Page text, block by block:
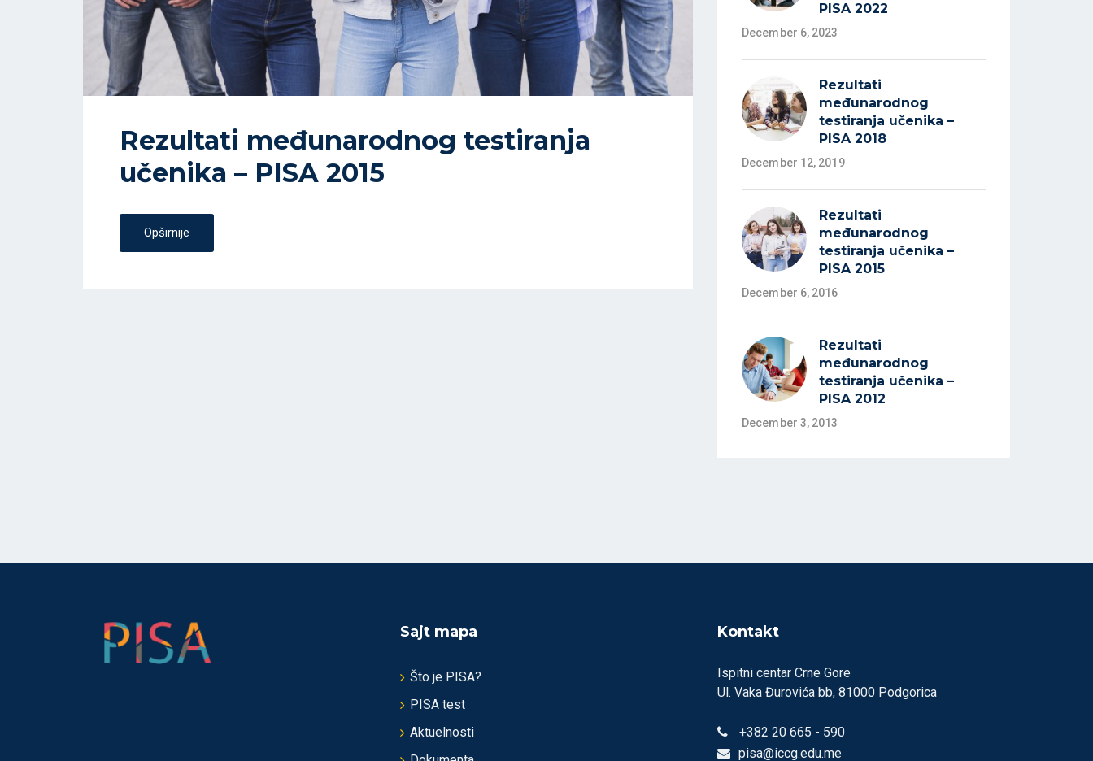
Rezultati međunarodnog testiranja
učenika – PISA 2015
Opširnije
PISA 2022
December 6, 2023
Rezultati
međunarodnog
testiranja učenika –
PISA 2018
December 12, 2019
Rezultati
međunarodnog
testiranja učenika –
PISA 2015
December 6, 2016
Rezultati
međunarodnog
testiranja učenika –
PISA 2012
December 3, 2013
Sajt mapa
Što je PISA?
PISA test
Aktuelnosti
Kontakt
Ispitni centar Crne Gore
Ul. Vaka Đurovića bb, 81000 Podgorica
+382 20 665 - 590
pisa@iccg.edu.me